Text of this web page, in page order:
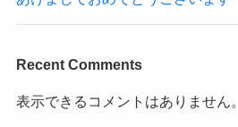
Recent Comments
表示できるコメントはありません。